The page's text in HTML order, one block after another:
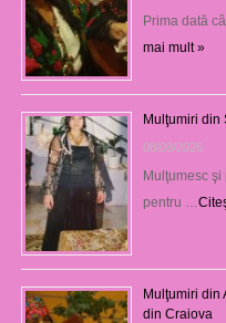
Prima dată
mai mult »
Mulţumiri din
08/08/2026
Mulţumesc
pentru …
Mulţumiri din
din Craiova